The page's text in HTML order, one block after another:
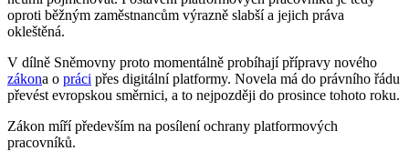
oproti běžným zaměstnancům výrazně slabší a jejich práva
okleštěná.
V dílně Sněmovny proto momentálně probíhají přípravy nového
zákona o práci přes digitální platformy. Novela má do právního řádu
převést evropskou směrnici, a to nejpozději do prosince tohoto roku.
Zákon míří především na posílení ochrany platformových
pracovníků.